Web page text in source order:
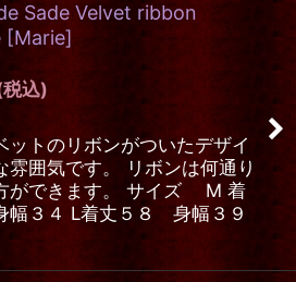
Sade Velvet ribbon
[Marie]
込)
ットのリボンがついたデザイ
雰囲気です。 リボンは何通り
ができます。 サイズ M 着
３４ L着丈５８ 身幅３９